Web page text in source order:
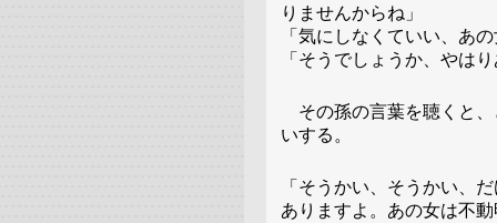
りませんからね」
「気にしなくていい、あ
「そうでしょうか、やは
その孫の言葉を聴くと、
いする。
「そうかい、そうかい、
ありますよ。あの女は不